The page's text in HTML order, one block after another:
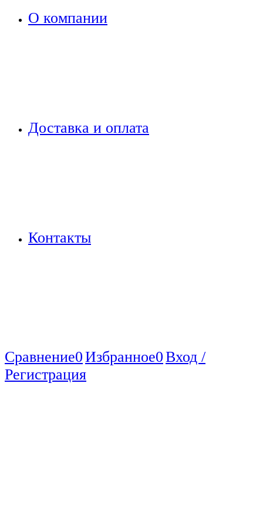
О компании
Доставка и оплата
Контакты
Сравнение0Избранное0Вход /
Регистрация